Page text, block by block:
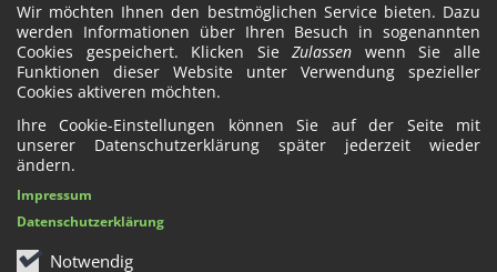
Wir möchten Ihnen den bestmöglichen Service bieten. Dazu
werden Informationen über Ihren Besuch in sogenannten
Cookies gespeichert. Klicken SieZulassen wenn Sie alle
Funktionen dieser Website unter Verwendung spezieller
Cookies aktiveren möchten.
Ihre Cookie-Einstellungen können Sie auf der Seite mit
unserer Datenschutzerklärung später jederzeit wieder
ändern.
Notwendig
Impressum
Datenschutzerklärung